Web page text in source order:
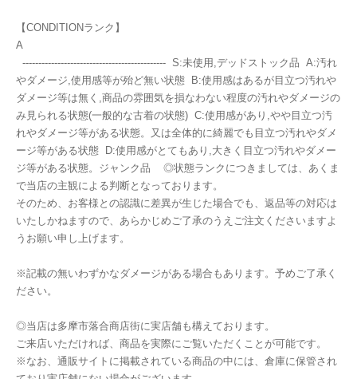
【CONDITIONランク】
A
--------------------------------------------- S:未使用,デッドストック品 A:汚れ
やダメージ,使用感等が殆ど無い状態 B:使用感はあるが目立つ汚れや
ダメージ等は無く,商品の雰囲気を損なわない程度の汚れやダメージの
み見られる状態(一般的な古着の状態) C:使用感があり,やや目立つ汚
れやダメージ等がある状態。又は全体的に綺麗でも目立つ汚れやダメ
ージ等がある状態 D:使用感がとてもあり,大きく目立つ汚れやダメー
ジ等がある状態。ジャンク品 ◎状態ランクにつきましては、あくま
で当店の主観による判断となっております。
そのため、お客様との認識に差異が生じた場合でも、返品等の対応は
いたしかねますので、あらかじめご了承のうえご注文くださいますよ
うお願い申し上げます。
※記載の無いわずかなダメージがある場合もあります。予めご了承く
ださい。
◎当店は多摩市落合商店街に実店舗も構えております。
ご来店いただければ、商品を実際にご覧いただくことが可能です。
※なお、通販サイトに掲載されている商品の中には、倉庫に保管され